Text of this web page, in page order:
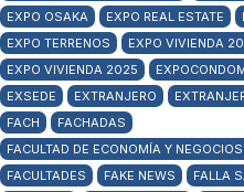
EXPO OSAKA
EXPO REAL ESTATE
EXPO TERRENOS
EXPO VIVIENDA
EXPO VIVIENDA 2025
EXSEDE
EXTRANJERO
FACH
FACHADAS
FACULTAD DE ECONOMÍA Y
FACULTADES
FAKE NEWS FALLA